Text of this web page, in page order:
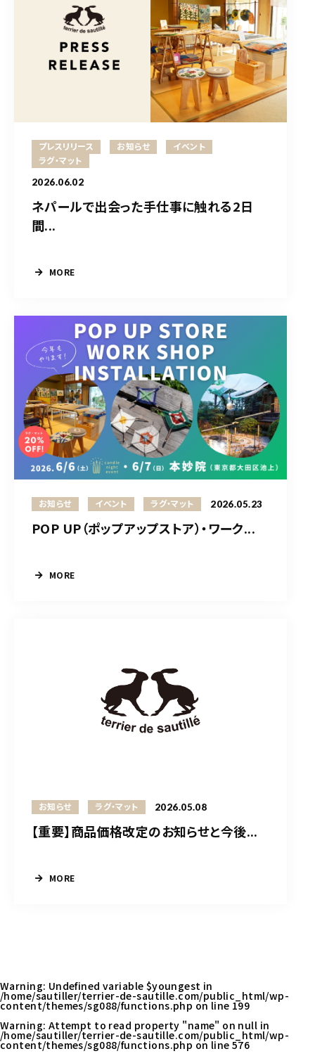
プレスリリース お知らせ
イベント
ラグ・マット
2026.06.02
ネパールで出会った手仕事に触れる2日
間...
MORE
お知らせ イベント ラグ・マット 2026.05.23
POP UP（ポップアップストア）・ワーク...
MORE
お知らせ ラグ・マット 2026.05.08
【重要】商品価格改定のお知らせと今後...
MORE
Warning: Undefined variable $youngest in
/home/sautiller/terrier-de-sautille.com/public_html/wp-
content/themes/sg088/functions.php on line 199
Warning: Attempt to read property "name" on null in
/home/sautiller/terrier-de-sautille.com/public_html/wp-
content/themes/sg088/functions.php on line576